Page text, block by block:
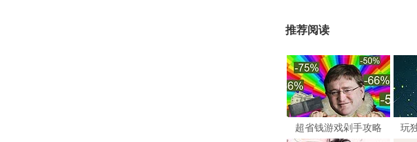
推荐阅读
超省钱游戏剁手攻略 玩